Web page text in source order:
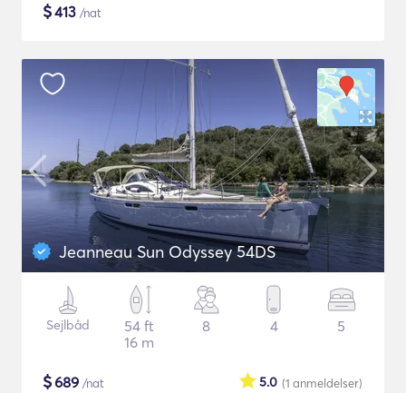
$413 /nat
Jeanneau Sun Odyssey 54DS
Sejlbåd
54 ft
16 m
8 4 5
$689 /nat (1 anmeldelser)
5.0